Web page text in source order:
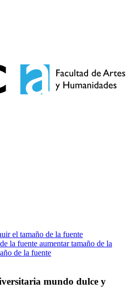
el tamaño de la fuente
aumentar tamaño de la
mundo dulce y